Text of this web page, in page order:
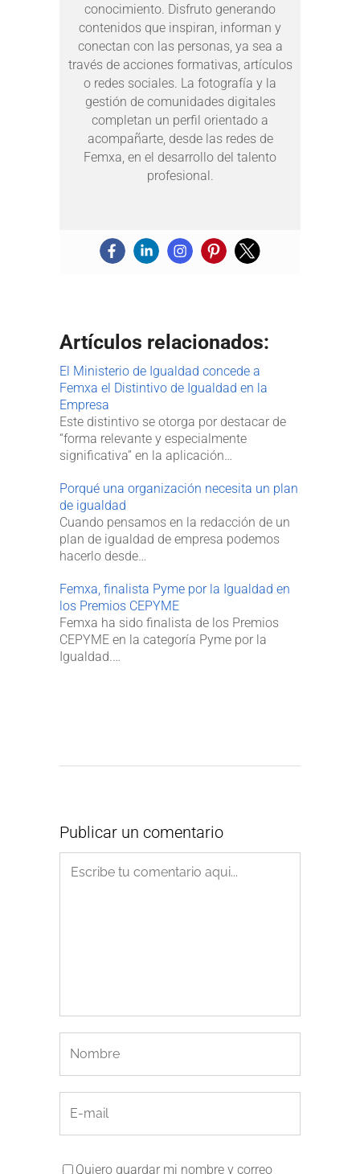
conocimiento. Disfruto generando
contenidos que inspiran, informan y
conectan con las personas, ya sea a
través de acciones formativas, artículos
o redes sociales. La fotografía y la
gestión de comunidades digitales
completan un perfil orientado a
acompañarte, desde las redes de
Femxa, en el desarrollo del talento
profesional.
Artículos relacionados:
El Ministerio de Igualdad concede a
Femxa el Distintivo de Igualdad en la
Empresa
Este distintivo se otorga por destacar de
“forma relevante y especialmente
significativa” en la aplicación…
Porqué una organización necesita un plan
de igualdad
Cuando pensamos en la redacción de un
plan de igualdad de empresa podemos
hacerlo desde…
Femxa, finalista Pyme por la Igualdad en
los Premios CEPYME
Femxa ha sido finalista de los Premios
CEPYME en la categoría Pyme por la
Igualdad.…
Publicar un comentario
Quiero guardar mi nombre y correo